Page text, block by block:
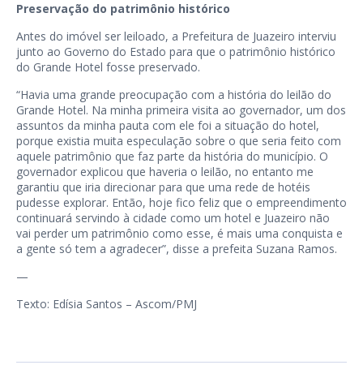
Preservação do patrimônio histórico
Antes do imóvel ser leiloado, a Prefeitura de Juazeiro interviu
junto ao Governo do Estado para que o patrimônio histórico
do Grande Hotel fosse preservado.
“Havia uma grande preocupação com a história do leilão do
Grande Hotel. Na minha primeira visita ao governador, um dos
assuntos da minha pauta com ele foi a situação do hotel,
porque existia muita especulação sobre o que seria feito com
aquele patrimônio que faz parte da história do município. O
governador explicou que haveria o leilão, no entanto me
garantiu que iria direcionar para que uma rede de hotéis
pudesse explorar. Então, hoje fico feliz que o empreendimento
continuará servindo à cidade como um hotel e Juazeiro não
vai perder um patrimônio como esse, é mais uma conquista e
a gente só tem a agradecer”, disse a prefeita Suzana Ramos.
—
Texto: Edísia Santos – Ascom/PMJ